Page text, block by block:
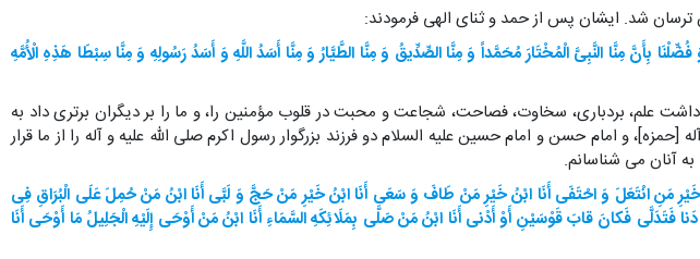
ترسان شد. ایشان پس از حمد و ثنای الهی فرمودند:
بِأَنَّ مِنَّا النَّبِیَّ الْمُخْتَارَ مُحَمَّداً وَ مِنَّا الصِّدِّیقُ وَ مِنَّا الطَّیَّارُ وَ مِنَّا أَسَدُ اللَّهِ وَ أَسَدُ رَسُولِهِ وَ مِنَّا سِبْطَا هَذِهِ الْأُمَّهِ
علم، بردباری، سخاوت، فصاحت، شجاعت و محبت در قلوب مؤمنین را، و ما را بر دیگران برتری داد به
و امام حسن و امام حسین علیه السلام دو فرزند بزرگوار رسول اکرم صلی الله علیه و آله را از ما قرار
آنان می شناسانم.
ابْنُ خَیْرِ مَنِ انْتَعَلَ وَ احْتَفَی أَنَا ابْنُ خَیْرِ مَنْ طَافَ وَ سَعَی أَنَا ابْنُ خَیْرِ مَنْ حَجَّ وَ لَبَّی أَنَا ابْنُ مَنْ حُمِلَ عَلَی الْبُرَاقِ فِی
فَتَدَلَّی فَکانَ قابَ قَوْسَیْنِ أَوْ أَدْنی أَنَا ابْنُ مَنْ صَلَّی بِمَلَائِکَهِ السَّمَاءِ أَنَا ابْنُ مَنْ أَوْحَی إِلَیْهِ الْجَلِیلُ مَا أَوْحَی أَنَا